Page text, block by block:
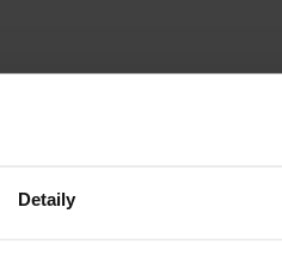
Detaily